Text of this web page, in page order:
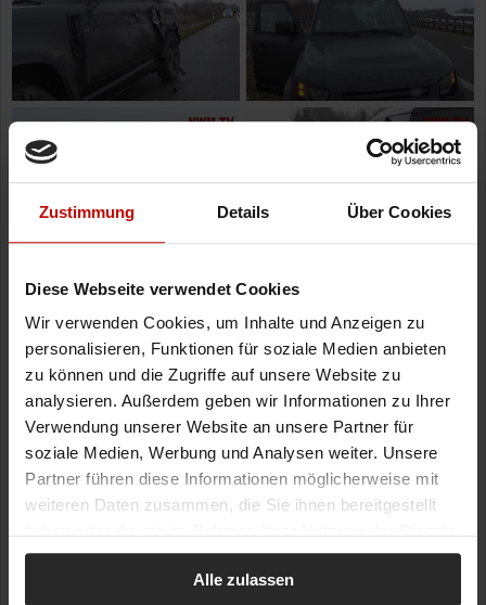
Zustimmung Details Über Cookies
Diese Webseite verwendet Cookies
Wir verwenden Cookies, um Inhalte und Anzeigen zu
personalisieren, Funktionen für soziale Medien anbieten
zu können und die Zugriffe auf unsere Website zu
analysieren. Außerdem geben wir Informationen zu Ihrer
Verwendung unserer Website an unsere Partner für
soziale Medien, Werbung und Analysen weiter. Unsere
Partner führen diese Informationen möglicherweise mit
weiteren Daten zusammen, die Sie ihnen bereitgestellt
gesammelt haben.
Alle zulassen